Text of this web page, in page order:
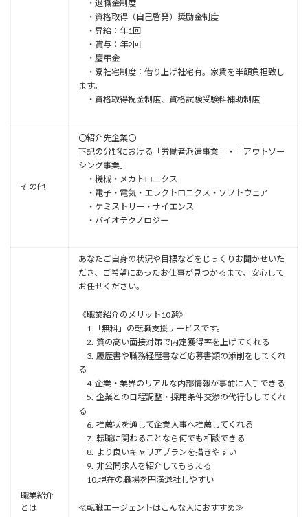
・退職金制度
・資格取得（自己啓発）奨励金制度
・昇給：年1回
・賞与：年2回
・慶弔金
・寮社宅制度：借り上げ社宅有。家賃を半額負担致し
ます。
・資格取得祝金制度、資格試験受験料補助制度
その他
〇紹介先企業〇
下記の分野における「労働者派遣事業」・「アウトソー
シング事業」
・機械・メカトロニクス
・電子・電気・エレクトロニクス・ソフトウェア
・ケミストリー・サイエンス
・バイオテクノロジー
職業紹介
とは
あなたご自身の状況や目標などをじっくりお聞かせいた
だき、ご希望にあったお仕事が見つかるまで、安心して
お任せください。
《職業紹介のメリット10選》
1.「無料」の転職支援サービスです。
2. 質の高い面接対策で内定獲得率を上げてくれる
3. 履歴書や職務経歴書など応募書類の添削をしてくれ
る
4. 企業・業界のリアルな内部情報が事前に入手できる
5. 企業との日程調整・採用条件交渉の代行もしてくれ
る
6. 推薦状を通して企業人事へ推薦してくれる
7. 転職に関わることなら何でも相談できる
8. より良いキャリアプランを描きやすい
9. 非公開求人を紹介してもらえる
10.現在の職場を円満退社しやすい
≪転職エージェントはこんな人におすすめ≫